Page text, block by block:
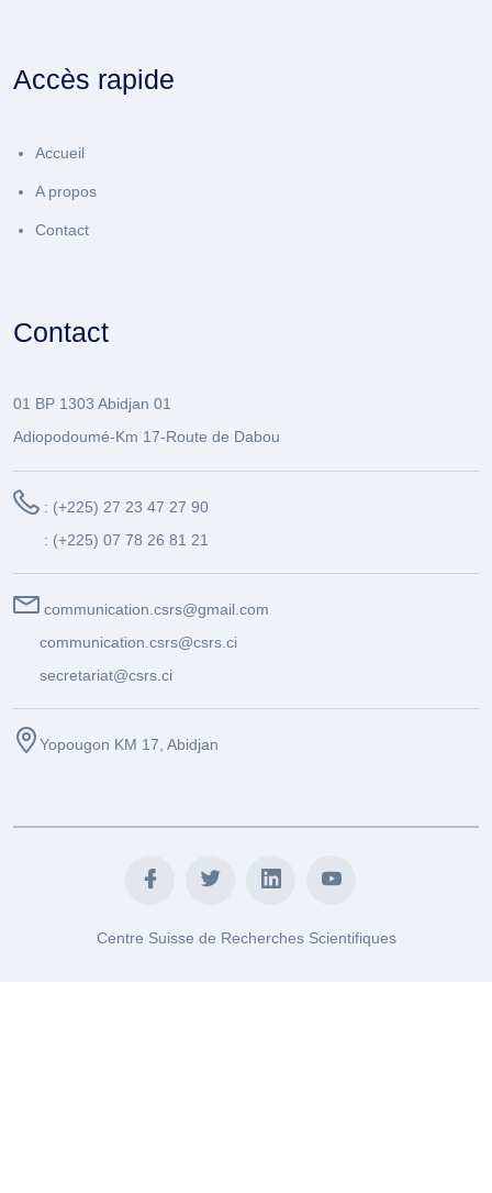
Accès rapide
Accueil
A propos
Contact
Contact
01 BP 1303 Abidjan 01
Adiopodoumé-Km 17-Route de Dabou
: (+225) 27 23 47 27 90
: (+225) 07 78 26 81 21
communication.csrs@gmail.com
communication.csrs@csrs.ci
secretariat@csrs.ci
Yopougon KM 17, Abidjan
Centre Suisse de Recherches Scientifiques